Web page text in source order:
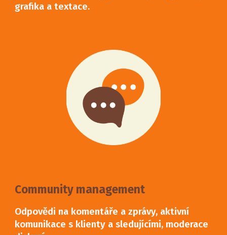
grafika a textace.
Community management
Odpovědi na komentáře a zprávy, aktivní
komunikace s klienty a sledujícími, moderace